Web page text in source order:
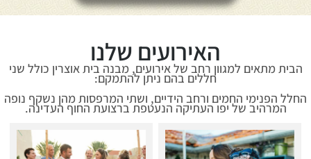
האירועים שלנו
הבית מתאים למגוון רחב של אירועים, מבנה בית אוצרין כולל שני
חללים בהם ניתן להתמקם:
החלל הפנימי החמים ורחב הידיים, ושתי המרפסות מהן נשקף נופה
המרהיב של יפו העתיקה הנעטפת ברצועת החוף העדינה.